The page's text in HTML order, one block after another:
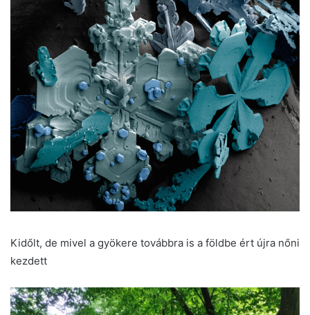
Kidőlt, de mivel a gyökere továbbra is a földbe ért újra nőni
kezdett